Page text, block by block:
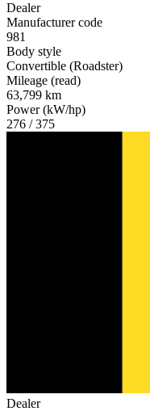
Dealer
Manufacturer code
981
Body style
Convertible (Roadster)
Mileage (read)
63,799 km
Power (kW/hp)
276 / 375
Dealer